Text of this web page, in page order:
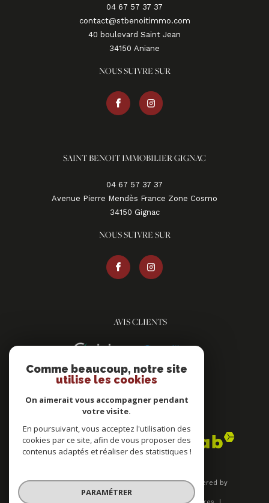
04 67 57 37 37
contact@stbenoitimmo.com
40 boulevard Saint Jean
34150
aniane
NOUS SUIVRE SUR
SAINT BENOIT IMMOBILIER GIGNAC
04 67 57 37 37
Avenue Pierre Mendès France Zone Cosmo
34150
gignac
NOUS SUIVRE SUR
AVIS CLIENTS
ADHÉRENTS
© 2026 | Tous droits réservés | Traduction powered by
Google |
Comme beaucoup, notre site
utilise les cookies
On aimerait vous accompagner pendant
votre visite.
En poursuivant, vous acceptez l'utilisation des
cookies par ce site, afin de vous proposer des
contenus adaptés et réaliser des statistiques !
PARAMÉTRER